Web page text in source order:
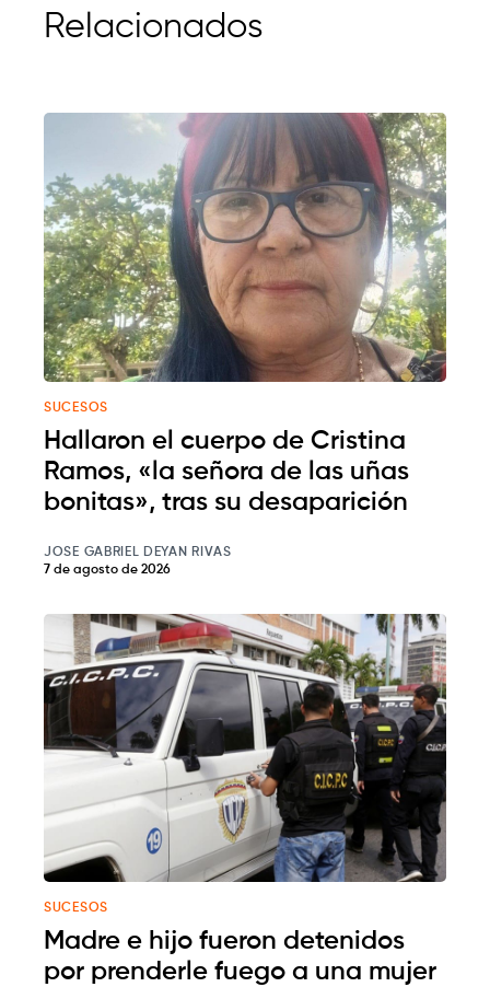
Relacionados
SUCESOS
Hallaron el cuerpo de Cristina
Ramos, «la señora de las uñas
bonitas», tras su desaparición
JOSE GABRIEL DEYAN RIVAS
7 de agosto de 2026
SUCESOS
Madre e hijo fueron detenidos
por prenderle fuego a una mujer